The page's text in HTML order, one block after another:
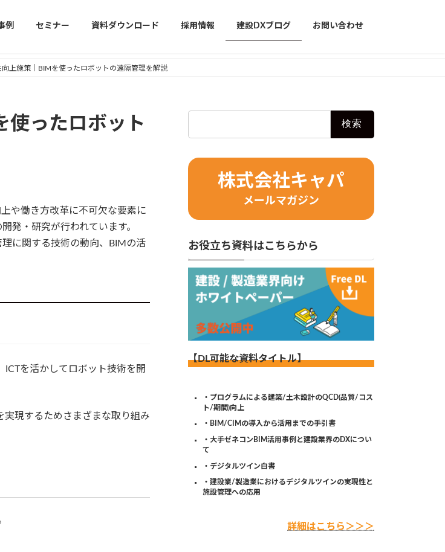
例 セミナー 資料ダウンロード 採用情報 建設DXブログ お問い合わせ
向上施策｜BIMを使ったロボットの遠隔管理を解説
使ったロボット
や働き方改革に不可欠な要素に
発・研究が行われています。
に関する技術の動向、BIMの活
を活かしてロボット技術を開
実現するためさまざまな取り組み
株式会社キャパ
メールマガジン
お役立ち資料はこちらから
【DL可能な資料タイトル】
・プログラムによる建築/土木設計のQCD(品質/コス
ト/期間)向上
・BIM/CIMの導入から活用までの手引書
・大手ゼネコンBIM活用事例と建設業界のDXについ
て
・デジタルツイン白書
・建設業/製造業におけるデジタルツインの実現性と
施設管理への応用
詳細はこちら＞＞＞